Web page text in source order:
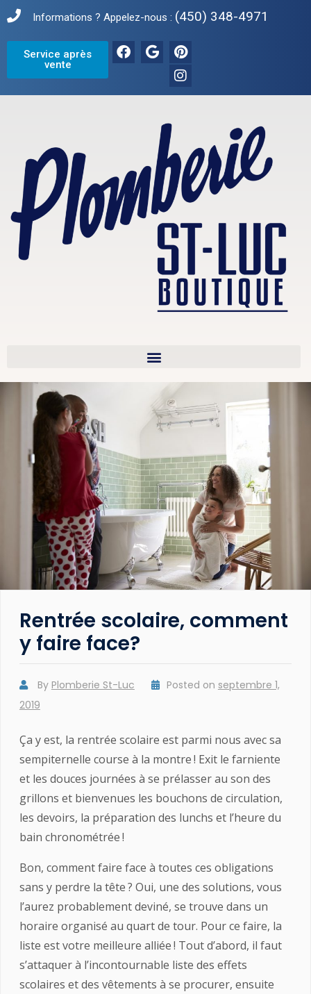
Informations ? Appelez-nous : (450) 348-4971
Service après
vente
Rentrée scolaire, comment
y faire face?
By Plomberie St-Luc Posted on septembre 1,
2019
Ça y est, la rentrée scolaire est parmi nous avec sa
sempiternelle course à la montre ! Exit le farniente
et les douces journées à se prélasser au son des
grillons et bienvenues les bouchons de circulation,
les devoirs, la préparation des lunchs et l’heure du
bain chronométrée !
Bon, comment faire face à toutes ces obligations
sans y perdre la tête ? Oui, une des solutions, vous
l’aurez probablement deviné, se trouve dans un
horaire organisé au quart de tour. Pour ce faire, la
liste est votre meilleure alliée ! Tout d’abord, il faut
s’attaquer à l’incontournable liste des effets
scolaires et des vêtements à se procurer, ensuite